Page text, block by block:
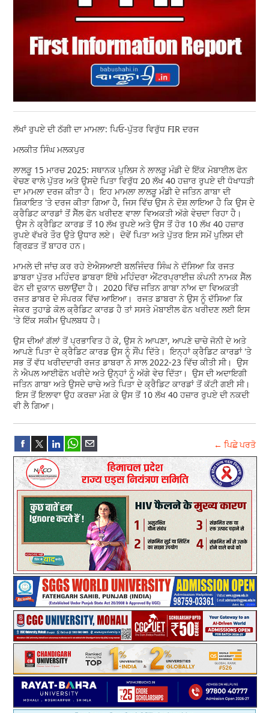
ਲੱਖਾਂ ਰੁਪਏ ਦੀ ਠੱਗੀ ਦਾ ਮਾਮਲਾ: ਪਿਓ-ਪੁੱਤਰ ਵਿਰੁੱਧ FIR ਦਰਜ
ਮਲਕੀਤ ਸਿੰਘ ਮਲਕਪੁਰ
ਲਾਲੜੂ 15 ਮਾਰਚ 2025: ਸਥਾਨਕ ਪੁਲਿਸ ਨੇ ਲਾਲੜੂ ਮੰਡੀ ਦੇ ਇੱਕ ਮੋਬਾਈਲ ਫੋਨ
ਵੇਚਣ ਵਾਲੇ ਪੁੱਤਰ ਅਤੇ ਉਸਦੇ ਪਿਤਾ ਵਿਰੁੱਧ 20 ਲੱਖ 40 ਹਜ਼ਾਰ ਰੁਪਏ ਦੀ ਧੋਖਾਧੜੀ
ਦਾ ਮਾਮਲਾ ਦਰਜ ਕੀਤਾ ਹੈ। ਇਹ ਮਾਮਲਾ ਲਾਲੜੂ ਮੰਡੀ ਦੇ ਜਤਿਨ ਗਾਬਾ ਦੀ
ਸ਼ਿਕਾਇਤ 'ਤੇ ਦਰਜ ਕੀਤਾ ਗਿਆ ਹੈ, ਜਿਸ ਵਿੱਚ ਉਸ ਨੇ ਦੋਸ਼ ਲਾਇਆ ਹੈ ਕਿ ਉਸ ਦੇ
ਕ੍ਰੈਡਿਟ ਕਾਰਡਾਂ ਤੋਂ ਸੈੱਲ ਫੋਨ ਖਰੀਦਣ ਵਾਲਾ ਵਿਅਕਤੀ ਅੱਗੇ ਵੇਚਦਾ ਰਿਹਾ ਹੈ।
ਉਸ ਨੇ ਕ੍ਰੈਡਿਟ ਕਾਰਡ ਤੋਂ 10 ਲੱਖ ਰੁਪਏ ਅਤੇ ਉਸ ਤੋਂ ਹੋਰ 10 ਲੱਖ 40 ਹਜ਼ਾਰ
ਰੁਪਏ ਵੱਖਰੇ ਤੌਰ ਉਤੇ ਉਧਾਰ ਲਏ। ਦੋਵੇਂ ਪਿਤਾ ਅਤੇ ਪੁੱਤਰ ਇਸ ਸਮੇਂ ਪੁਲਿਸ ਦੀ
ਗ੍ਰਿਫ਼ਤ ਤੋਂ ਬਾਹਰ ਹਨ।
ਮਾਮਲੇ ਦੀ ਜਾਂਚ ਕਰ ਰਹੇ ਏਐਸਆਈ ਬਲਜਿੰਦਰ ਸਿੰਘ ਨੇ ਦੱਸਿਆ ਕਿ ਰਜਤ
ਡਾਬਰਾ ਪੁੱਤਰ ਮਹਿੰਦਰ ਡਾਬਰਾ ਇੱਥੇ ਮਹਿੰਦਰਾ ਐਂਟਰਪ੍ਰਾਈਜ਼ ਕੰਪਨੀ ਨਾਮਕ ਸੈੱਲ
ਫੋਨ ਦੀ ਦੁਕਾਨ ਚਲਾਉਂਦਾ ਹੈ। 2020 ਵਿੱਚ ਜਤਿਨ ਗਾਬਾ ਨਾਂਅ ਦਾ ਵਿਅਕਤੀ
ਰਜਤ ਡਾਬਰ ਦੇ ਸੰਪਰਕ ਵਿੱਚ ਆਇਆ। ਰਜਤ ਡਾਬਰਾ ਨੇ ਉਸ ਨੂੰ ਦੱਸਿਆ ਕਿ
ਜੇਕਰ ਤੁਹਾਡੇ ਕੋਲ ਕ੍ਰੈਡਿਟ ਕਾਰਡ ਹੈ ਤਾਂ ਸਸਤੇ ਮੋਬਾਈਲ ਫੋਨ ਖਰੀਦਣ ਲਈ ਇਸ
'ਤੇ ਇੱਕ ਸਕੀਮ ਉਪਲਬਧ ਹੈ।
ਉਸ ਦੀਆਂ ਗੱਲਾਂ ਤੋਂ ਪ੍ਰਭਾਵਿਤ ਹੋ ਕੇ, ਉਸ ਨੇ ਆਪਣਾ, ਆਪਣੇ ਚਾਚੇ ਜੋਨੀ ਦੇ ਅਤੇ
ਆਪਣੇ ਪਿਤਾ ਦੇ ਕ੍ਰੈਡਿਟ ਕਾਰਡ ਉਸ ਨੂੰ ਸੌਂਪ ਦਿੱਤੇ। ਇਨ੍ਹਾਂ ਕ੍ਰੈਡਿਟ ਕਾਰਡਾਂ 'ਤੇ
ਸਭ ਤੋਂ ਵੱਧ ਖਰੀਦਦਾਰੀ ਰਜਤ ਡਾਬਰਾ ਨੇ ਸਾਲ 2022-23 ਵਿੱਚ ਕੀਤੀ ਸੀ। ਉਸ
ਨੇ ਐਪਲ ਆਈਫੋਨ ਖਰੀਦੇ ਅਤੇ ਉਨ੍ਹਾਂ ਨੂੰ ਅੱਗੇ ਵੇਚ ਦਿੱਤਾ। ਉਸ ਦੀ ਅਦਾਇਗੀ
ਜਤਿਨ ਗਾਬਾ ਅਤੇ ਉਸਦੇ ਚਾਚੇ ਅਤੇ ਪਿਤਾ ਦੇ ਕ੍ਰੈਡਿਟ ਕਾਰਡਾਂ ਤੋਂ ਕੱਟੀ ਗਈ ਸੀ।
ਇਸ ਤੋਂ ਇਲਾਵਾ ਉਹ ਕਰਜ਼ਾ ਮੰਗ ਕੇ ਉਸ ਤੋਂ 10 ਲੱਖ 40 ਹਜ਼ਾਰ ਰੁਪਏ ਦੀ ਨਕਦੀ
ਵੀ ਲੈ ਗਿਆ।
← ਪਿਛੇ ਪਰਤੋ